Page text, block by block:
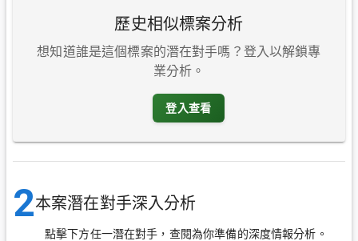
歷史相似標案分析
想知道誰是這個標案的潛在對手嗎？登入以解鎖專
業分析。
登入查看
2本案潛在對手深入分析
點擊下方任一潛在對手，查閱為你準備的深度情報分析。